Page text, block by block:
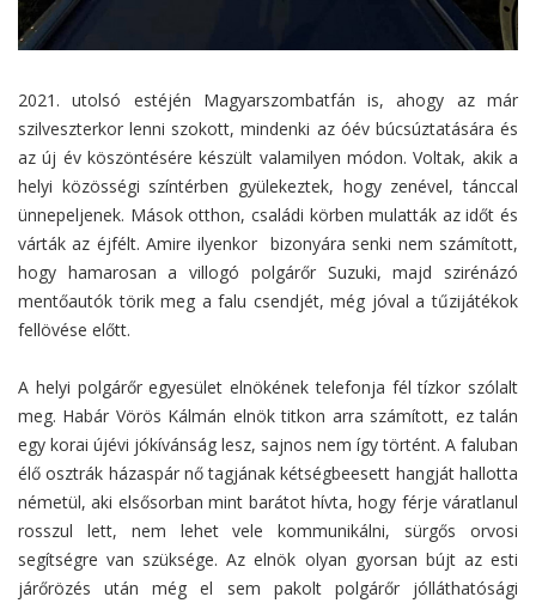
2021. utolsó estéjén Magyarszombatfán is, ahogy az már
szilveszterkor lenni szokott, mindenki az óév búcsúztatására és
az új év köszöntésére készült valamilyen módon. Voltak, akik a
helyi közösségi színtérben gyülekeztek, hogy zenével, tánccal
ünnepeljenek. Mások otthon, családi körben mulatták az időt és
várták az éjfélt. Amire ilyenkor bizonyára senki nem számított,
hogy hamarosan a villogó polgárőr Suzuki, majd szirénázó
mentőautók törik meg a falu csendjét, még jóval a tűzijátékok
fellövése előtt.
A helyi polgárőr egyesület elnökének telefonja fél tízkor szólalt
meg. Habár Vörös Kálmán elnök titkon arra számított, ez talán
egy korai újévi jókívánság lesz, sajnos nem így történt. A faluban
élő osztrák házaspár nő tagjának kétségbeesett hangját hallotta
németül, aki elsősorban mint barátot hívta, hogy férje váratlanul
rosszul lett, nem lehet vele kommunikálni, sürgős orvosi
segítségre van szüksége. Az elnök olyan gyorsan bújt az esti
járőrözés után még el sem pakolt polgárőr jólláthatósági